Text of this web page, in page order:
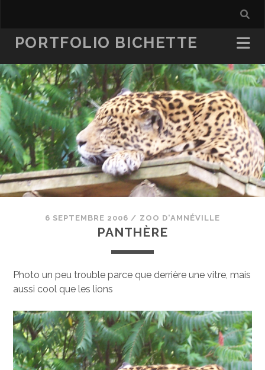
PORTFOLIO BICHETTE
6 SEPTEMBRE 2006 / ZOO D'AMNÉVILLE
PANTHÈRE
Photo un peu trouble parce que derrière une vitre, mais
aussi cool que les lions